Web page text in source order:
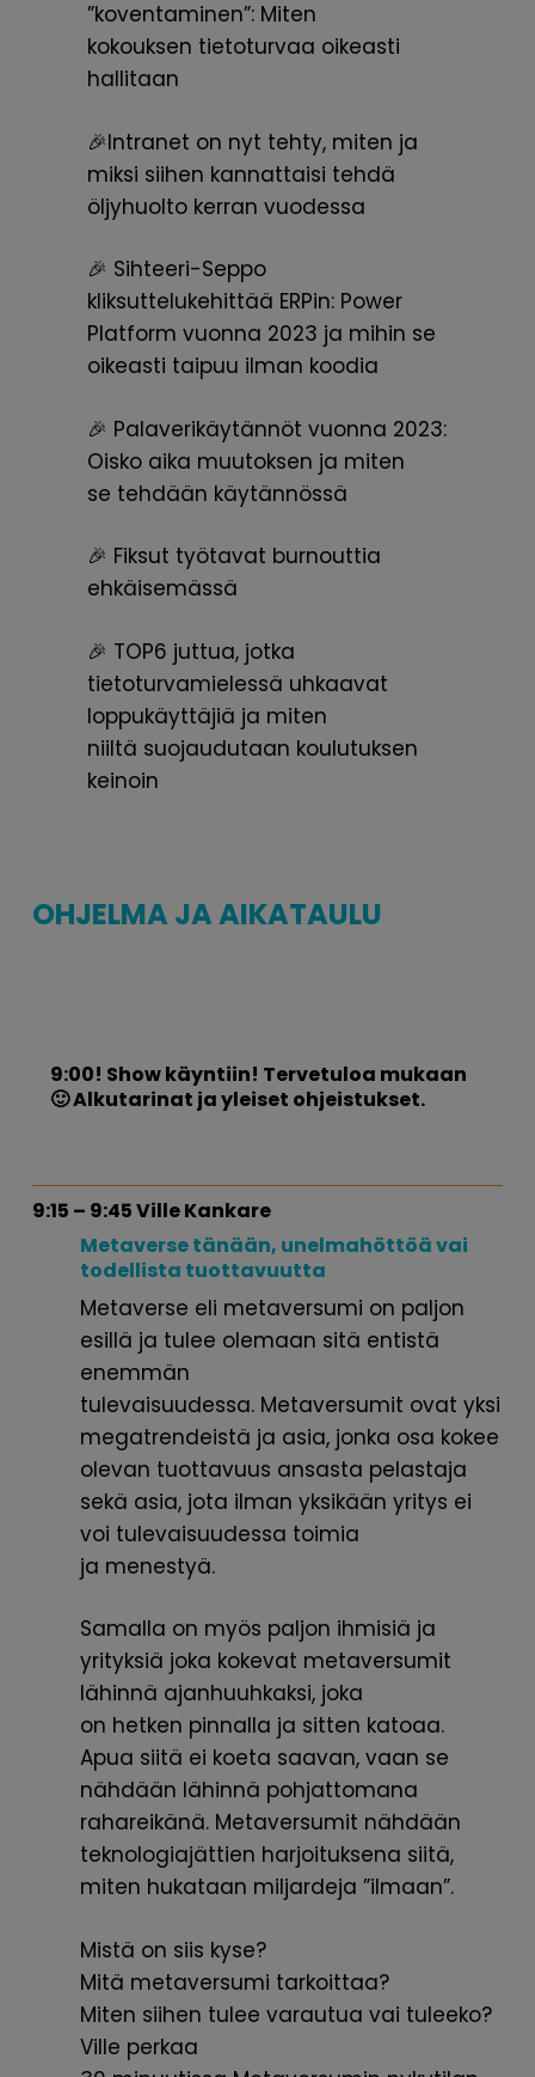
”koventaminen”: Miten
kokouksen tietoturvaa oikeasti
hallitaan
🎉Intranet on nyt tehty, miten ja
miksi siihen kannattaisi tehdä
öljyhuolto kerran vuodessa
🎉 Sihteeri-Seppo
kliksuttelukehittää ERPin: Power
Platform vuonna 2023 ja mihin se
oikeasti taipuu ilman koodia
🎉 Palaverikäytännöt vuonna 2023:
Oisko aika muutoksen ja miten
se tehdään käytännössä
🎉 Fiksut työtavat burnouttia
ehkäisemässä
🎉 TOP6 juttua, jotka
tietoturvamielessä uhkaavat
loppukäyttäjiä ja miten
niiltä suojaudutaan koulutuksen
keinoin
OHJELMA JA AIKATAULU
9:00! Show käyntiin! Tervetuloa mukaan
🙂 Alkutarinat ja yleiset ohjeistukset.
9:15 – 9:45 Ville Kankare
Metaverse tänään, unelmahöttöä vai
todellista tuottavuutta
Metaverse eli metaversumi on paljon
esillä ja tulee olemaan sitä entistä
enemmän
tulevaisuudessa. Metaversumit ovat yksi
megatrendeistä ja asia, jonka osa kokee
olevan tuottavuus ansasta pelastaja
sekä asia, jota ilman yksikään yritys ei
voi tulevaisuudessa toimia
ja menestyä.
Samalla on myös paljon ihmisiä ja
yrityksiä joka kokevat metaversumit
lähinnä ajanhuuhkaksi, joka
on hetken pinnalla ja sitten katoaa.
Apua siitä ei koeta saavan, vaan se
nähdään lähinnä pohjattomana
rahareikänä. Metaversumit nähdään
teknologiajättien harjoituksena siitä,
miten hukataan miljardeja ”ilmaan”.
Mistä on siis kyse?
Mitä metaversumi tarkoittaa?
Miten siihen tulee varautua vai tuleeko?
Ville perkaa